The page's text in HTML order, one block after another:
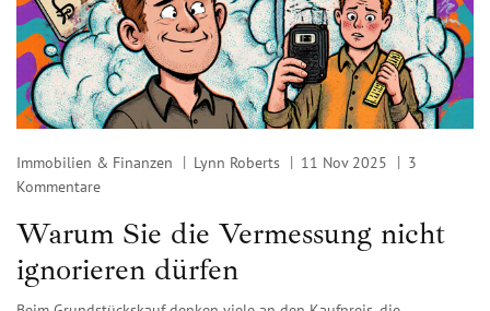
Immobilien & Finanzen Lynn Roberts 11 Nov 2025
3
Kommentare
Warum Sie die Vermessung nicht
ignorieren dürfen